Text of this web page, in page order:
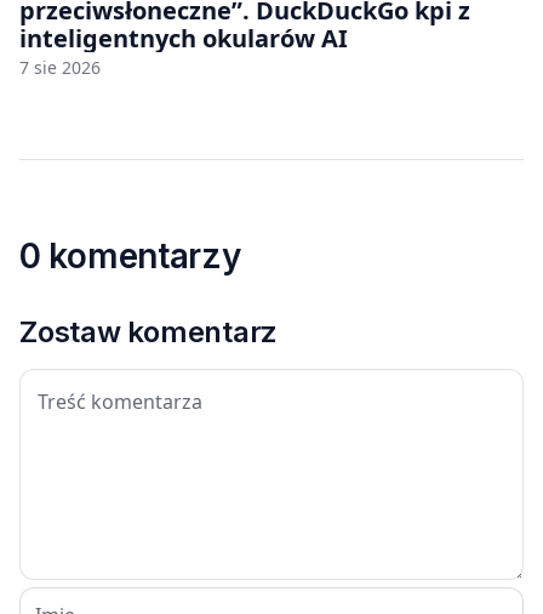
przeciwsłoneczne”. DuckDuckGo kpi z
inteligentnych okularów AI
7 sie 2026
0 komentarzy
Zostaw komentarz